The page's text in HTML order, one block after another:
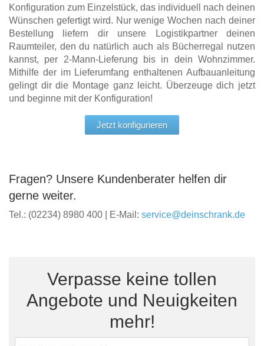
Konfiguration zum Einzelstück, das individuell nach deinen
Wünschen gefertigt wird. Nur wenige Wochen nach deiner
Bestellung liefern dir unsere Logistikpartner deinen
Raumteiler, den du natürlich auch als Bücherregal nutzen
kannst, per 2-Mann-Lieferung bis in dein Wohnzimmer.
Mithilfe der im Lieferumfang enthaltenen Aufbauanleitung
gelingt dir die Montage ganz leicht. Überzeuge dich jetzt
und beginne mit der Konfiguration!
Jetzt konfigurieren
Fragen? Unsere Kundenberater helfen dir
gerne weiter.
Tel.: (02234) 8980 400 | E-Mail: service@deinschrank.de
Verpasse keine tollen
Angebote und Neuigkeiten
mehr!